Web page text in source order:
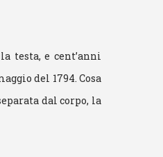
testa, e cent’anni
del 1794. Cosa
dal corpo, la